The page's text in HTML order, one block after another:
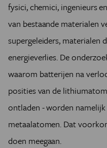
fysici, chemici, ingenieurs
van bestaande materialen
supergeleiders, materialen
energieverlies. De
waarom batterijen na
posities van de
ontladen - worden
metaalatomen. Dat
doen meegaan.